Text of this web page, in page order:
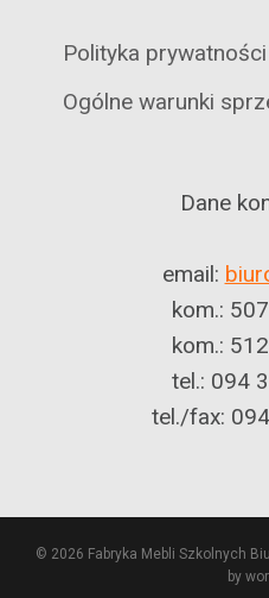
Polityka prywatności
Ogólne warunki
Dane
email:
kom.:
kom.:
tel.: 094
tel./fax:
© 2026 Fabryka Mebli Szkolnych
by